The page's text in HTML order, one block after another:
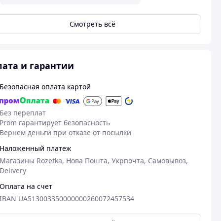
Смотреть всё
и гарантии
Безопасная оплата картой
Без переплат
Prom гарантирует безопасность
Вернем деньги при отказе от посылки
Наложенный платеж
Магазины Rozetka, Нова Пошта, Укрпочта, Самовывоз,
Delivery
Оплата на счет
IBAN UA513003350000000260072457534